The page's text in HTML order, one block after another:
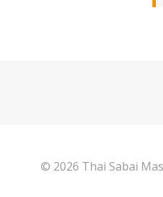
© 2026 Thai Sabai